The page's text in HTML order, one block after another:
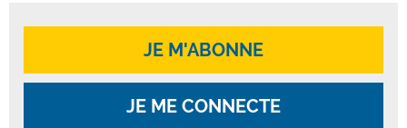
JE M'ABONNE
JE ME CONNECTE